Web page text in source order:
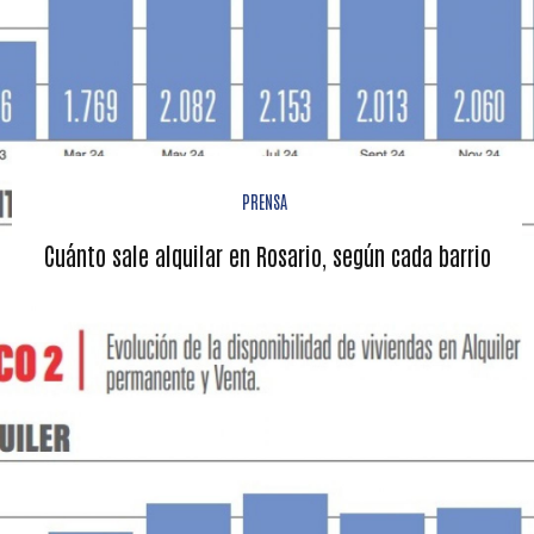
PRENSA
Cuánto sale alquilar en Rosario, según cada barrio